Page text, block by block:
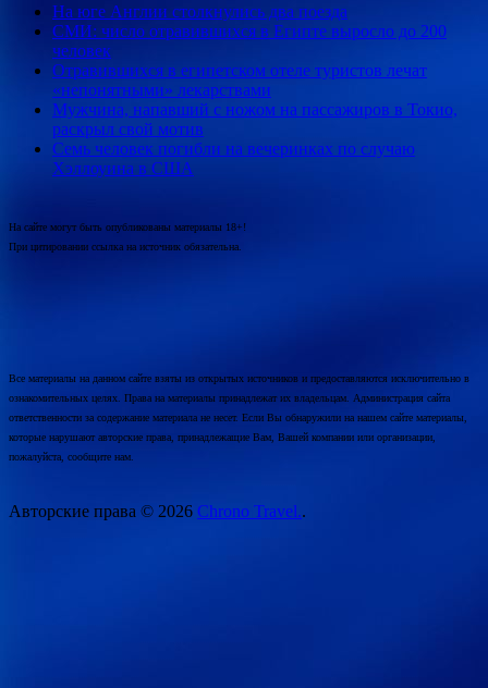
На юге Англии столкнулись два поезда
СМИ: число отравившихся в Египте выросло до 200
человек
Отравившихся в египетском отеле туристов лечат
«непонятными» лекарствами
Мужчина, напавший с ножом на пассажиров в Токио,
раскрыл свой мотив
Семь человек погибли на вечеринках по случаю
Хэллоуина в США
На сайте могут быть опубликованы материалы 18+!
При цитировании ссылка на источник обязательна.
Все материалы на данном сайте взяты из открытых источников и предоставляются исключительно в
ознакомительных целях. Права на материалы принадлежат их владельцам. Администрация сайта
ответственности за содержание материала не несет. Если Вы обнаружили на нашем сайте материалы,
которые нарушают авторские права, принадлежащие Вам, Вашей компании или организации,
пожалуйста, сообщите нам.
Авторские права © 2026 Chrono Travel..